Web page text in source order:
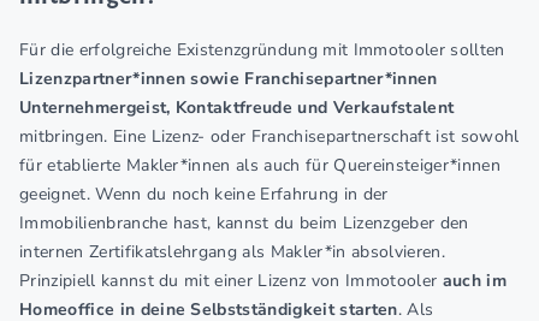
Für die erfolgreiche Existenzgründung mit Immotooler sollten
Lizenzpartner*innen sowie Franchisepartner*innen
Unternehmergeist, Kontaktfreude und Verkaufstalent
mitbringen. Eine Lizenz- oder Franchisepartnerschaft ist sowohl
für etablierte Makler*innen als auch für Quereinsteiger*innen
geeignet. Wenn du noch keine Erfahrung in der
Immobilienbranche hast, kannst du beim Lizenzgeber den
internen Zertifikatslehrgang als Makler*in absolvieren.
Prinzipiell kannst du mit einer Lizenz von Immotooler auch im
Homeoffice in deine Selbstständigkeit starten. Als